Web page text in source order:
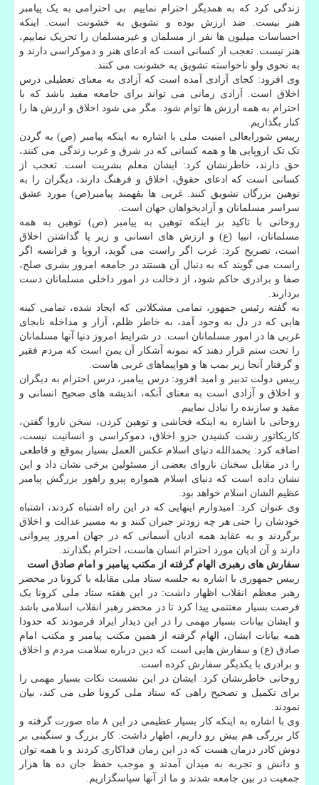
زندگی کرد که به همدیگر احترام نماییم. بی احترامی به یک پیامبر
هنر نیست. ضد ارزش بوده و تشویق به خشونت است. اینکه
احساسات میلیون ها نفر از مسلمان و غیرمسلمان را تحریک نماییم،
هنر نیست. تعجب از کسانی است که ادعای هنر و دموکراسی دارند و
به نحوی ولو ناخواسته تشویق به خشونت می کنند.
وی افزود: کجای آزادی آمده است که آزادی به معنای تعطیلی درس
اخلاق است. آزادی زمانی می تواند برای جامعه مفید باشد که با
احترام به همه ارزش ها توام شود. مگر می شود اخلاق و ارزش ها را
کنار بگذاریم.
رییس شورایعالی امنیت ملی با اشاره به اینکه پیامبر (ص) به گردن
تک تک اروپایی ها و همه کسانی که در شرق و غرب زندگی می کنند،
حق دارند، خاطرنشان کرد: ایشان معلم بشریت است. تعجب از
کسانی است که ادعای حقوق، اخلاق و فرهنگ دارند، دیگران را به
توهین بزرگان تشویق کنند. غربی ها بفهمند پیامبر(ص) مورد عشق
سراسر مسلمانان و آزادیخواهان جهان است.
روحانی با تاکید بر اینکه توهین به پیامبر (ص) توهین به همه
مسلمانان، انبیا (ع) و ارزش های انسانی و زیر پا گذاشتن اخلاق
است، تصریح کرد: غرب اگر راست می گوید، اروپا و فرانسه اگر
راست می گویند که به دنبال آن هستند در جامعه امروز بشری صلح،
صفا و برادری حاکم شود، از دخالت در امور داخلی مسلمانان دست
بردارند.
به گفته رئیس جمهور، تمامی مشکلاتی که ایجاد شده، تمامی کینه
هایی که در دل به وجود آمد، به خاطر ظلم، آزار و مداخله نابجای
غربی ها در امور مسلمانان است. در شرایط امروز دنیا آنها مسلمانان
را تحت ستم قرار دهند که نمونه آشکار آن یمن است که مردم فقیر
و گرفتار آنجا زیر بمب ها و هواپیماهای غربی هاست.
رییس دولت تدبیر و امید افزود: درس پیامبر، درس احترام به دیگران
و اخلاق و آزادی است به معنای آنکه، اندیشه های صحیح انسانی و
مفید و سازنده را تبادل نماییم.
روحانی با اشاره به اینکه فحاشی و توهین کردن، سخن ناروا گفتن،
کاریکاتور زشت کشیدن جزو اخلاق، دموکراسی و انسانیت نیست،
اضافه کرد: بحمدالله دنیای اسلام عکس العمل بسیار بموقع و قاطعی
را در مقابل سخنان ناروای بعضی از مسئولین برخی نشان داد و این
نشان داده است که دنیای اسلام همواره پیرو راهور بزرگش پیامبر
عظیم الشان اسلام خواهد بود.
وی عنوان کرد: امیدوارم اینهایی که در این راه اشتباه کردند، اشتباه
خودشان را حتی هر چه زودتر جبران کنند و به مسیر عدالت و اخلاق
برگردند و به عقاید همه ادیان آسمانی که در جهان امروز پیروانی
دارند و آن ادیان مورد احترام انسان هاست، احترام بگذارند.
سفارش های رهبری الهام گرفته از مکتب پیامبر و امام صادق است
رییس جمهوری با اشاره به جلسه ستاد ملی مقابله با کرونا در محضر
رهبر معظم انقلاب اظهار داشت: در این هفته ستاد ملی کرونا یک
فرصت بسیار مغتنمی پیدا کرد تا در محضر رهبر انقلاب اسلامی باشد
و ایشان بیانات بسیار مهمی را در این دیدار ایراد فرمودند که حدودا
همه بیانات ایشان، الهام گرفته از همین مکتب پیامبر و مکتب امام
صادق (ع) و سفارش هایی است که دین درباره سلامت مردم و اخلاق
و برادری با یکدیگر سفارش کرده است.
روحانی خاطرنشان کرد: ایشان در این نشست نکات بسیار مهمی را
برای تکمیل و تصحیح راهی که ستاد ملی کرونا طی می کند، بیان
نمودند.
وی با اشاره به اینکه کار بسیار عظیمی در این ۸ ماه صورت گرفته و
کار بزرگی هم پیش رو داریم، اظهار داشت: کار بزرگ و سنگینی بر
دوش کادر درمان هست که در این زمان فداکاری کردند و با همه توان
و دانش و تجربه به میدان آمدند و موجب حفظ جان ده ها هزار
جمعیت در بین جامعه شدند و ما از آنها سپاسگزاریم.